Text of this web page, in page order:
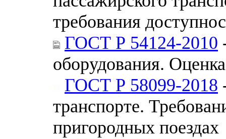
требования
ГОСТ Р 54124-2010
оборудования.
ГОСТ Р 58099-2018
транспорте.
пригородных поездах